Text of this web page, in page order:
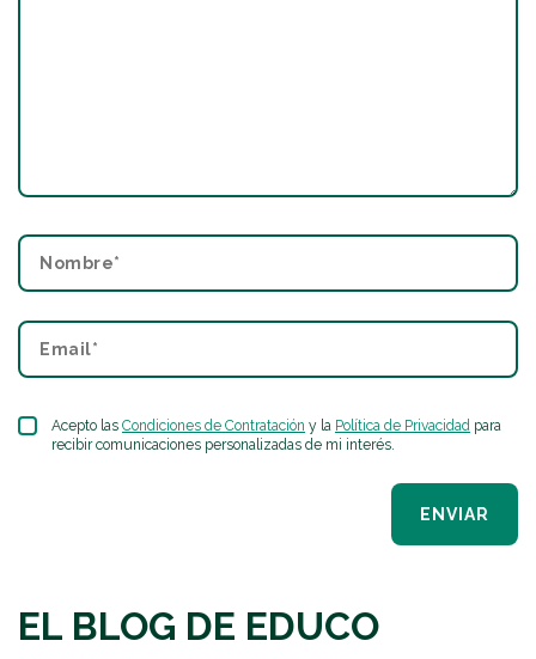
Acepto las Condiciones de Contratación y la Política de Privacidad para
recibir comunicaciones personalizadas de mi interés.
ENVIAR
EL BLOG DE EDUCO